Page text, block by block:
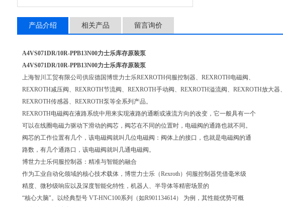
产品介绍 相关产品 留言询价
A4VS071DR/10R-PPB13N00力士乐库存原装泵
A4VS071DR/10R-PPB13N00力士乐库存原装泵
上海智川工贸有限公司供应德国博世力士乐REXROTH伺服控制器、REXROTH电磁阀、
REXROTH减压阀、REXROTH节流阀、REXROTH手动阀、REXROTH溢流阀、REXROTH放大器、
REXROTH传感器、REXROTH泵等全系列产品。
REXROTH电磁阀在液路系统中用来实现液路的通断或液流方向的改变，它一般具有一个
可以在线圈电磁力驱动下滑动的阀芯，阀芯在不同的位置时，电磁阀的通路也就不同。
阀芯的工作位置有几个，该电磁阀就叫几位电磁阀：阀体上的接口，也就是电磁阀的通
路数，有几个通路口，该电磁阀就叫几通电磁阀。
博世力士乐伺服控制器：精准与智能的融合
作为工业自动化领域的核心技术载体，博世力士乐（Rexroth）伺服控制器凭借毫米级
精度、微秒级响应以及深度智能化特性，机器人、半导体等精密场景的
“核心大脑"。以经典型号 VT-HNC100系列（如R901134614） 为例，其性能优势可概